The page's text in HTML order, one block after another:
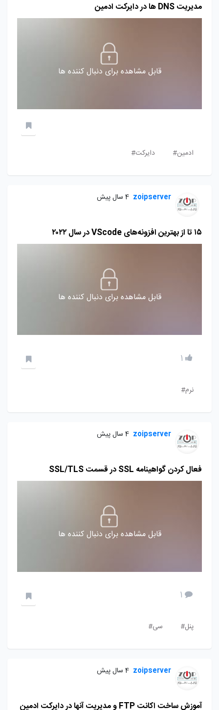
مدیریت DNS ها در دایرکت ادمین
قابل مشاهده برای دنبال کننده ها
ادمین# دایرکت#
zoipserver 4 سال پیش
۱۵ تا از بهترین افزونه‌های VScode در سال ۲۰۲۲
قابل مشاهده برای دنبال کننده ها
1
نرم#
zoipserver 4 سال پیش
فعال کردن گواهینامه SSL در قسمت SSL/TLS
قابل مشاهده برای دنبال کننده ها
1
پنل# سی#
zoipserver 4 سال پیش
آموزش ساخت اکانت FTP و مدیریت آنها در دایرکت ادمین